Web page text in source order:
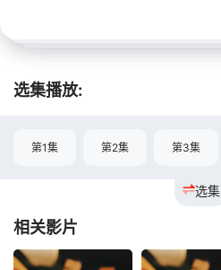
选集播放:
选集
第1集 第2集 第3集
相关影片